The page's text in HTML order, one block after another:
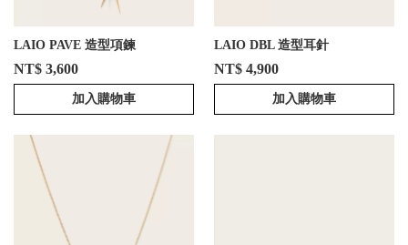
LAIO PAVE 造型項鍊
NT$ 3,600
加入購物車
LAIO DBL 造型耳針
NT$ 4,900
加入購物車